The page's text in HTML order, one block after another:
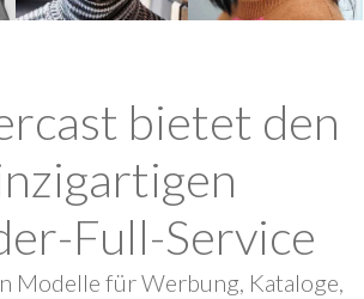
bietet den
Full-Service
Modelle für Werbung, Kataloge,